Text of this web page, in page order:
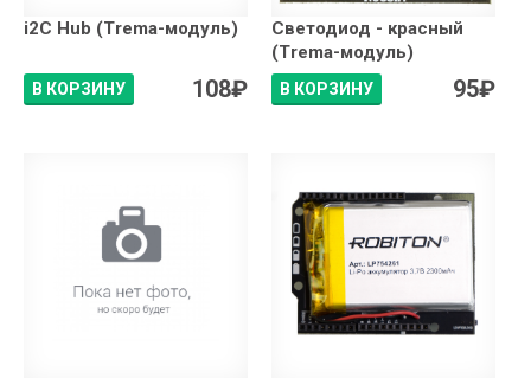
i2C Hub (Trema-модуль)
В КОРЗИНУ 108₽
Светодиод - красный
(Trema-модуль)
В КОРЗИНУ 95₽